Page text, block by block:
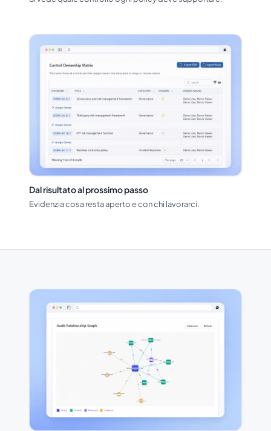
Dal risultato al prossimo passo
Evidenzia cosa resta aperto e con chi lavorarci.